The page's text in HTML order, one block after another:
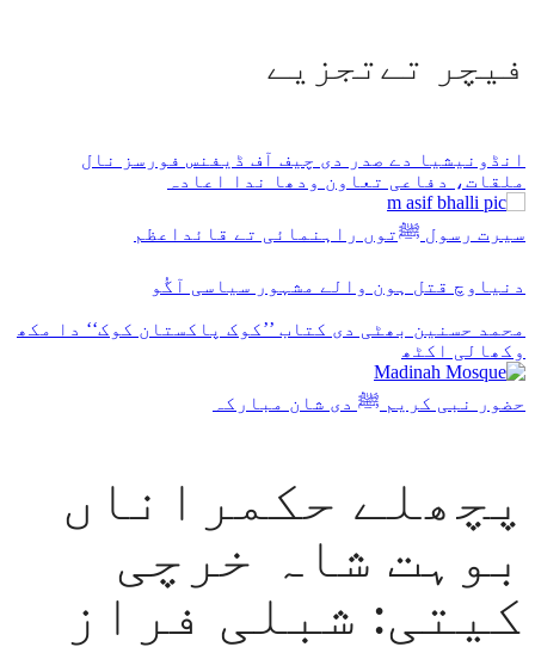
فیچر تےتجزیے
انڈونیشیا دے صدر دی چیف آف ڈیفنس فورسز نال
ملقات، دفاعی تعاون ودھا ندا اعادہ
سیرت رسول ﷺتوں راہنمائی تے قائداعظم
دنیاوچ قتل ہون والے مشہور سیاسی آگُو
محمد حسنین بھٹی دی کتاب ’’کوک پاکستان کوک‘‘ دا مکھ
وکھالی اکٹھ
حضور نبی کریم ﷺ دی شان مبارکہ
پچھلے حکمراناں
بوہت شاہ خرچی
کیتی: شبلی فراز